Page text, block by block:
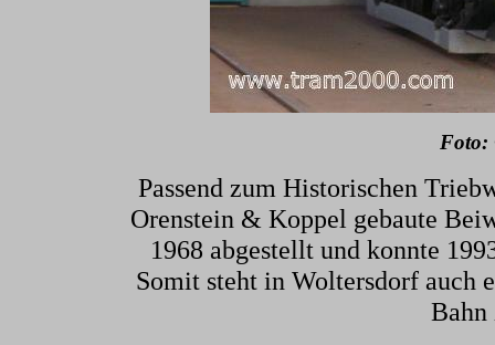
Foto:
Passend zum Historischen
Orenstein & Koppel gebaute
1968 abgestellt und konnte
Somit steht in Woltersdorf auch
Bahn